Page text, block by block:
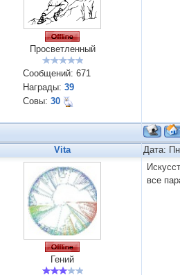
Просветленный
Сообщений: 671
Награды: 39
Совы: 30
Vita Дата:
Гений
все